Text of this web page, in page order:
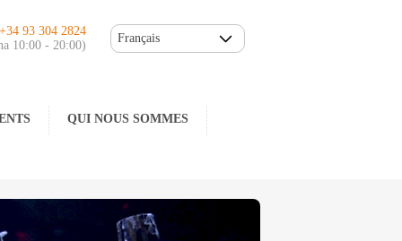
93 304 2824
10:00 - 20:00)
Français
QUI NOUS SOMMES